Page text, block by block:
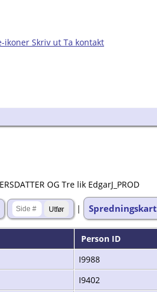
ikoner Skriv ut Ta kontakt
OG Tre lik EdgarJ_PROD
| Spredningskart
Person ID
I9988
I9402